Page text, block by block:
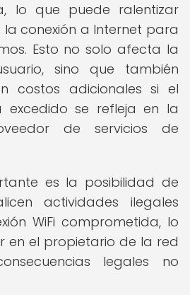
lo que puede ralentizar
conexión a Internet para
Esto no solo afecta la
sino que también
costos adicionales si el
se refleja en la
de servicios de
es la posibilidad de
actividades ilegales
WiFi comprometida, lo
en el propietario de la red
legales no